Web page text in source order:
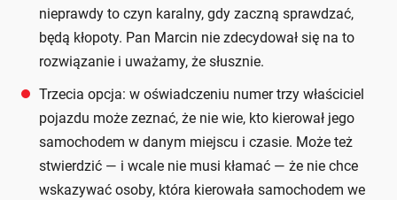
nieprawdy to czyn karalny, gdy zaczną sprawdzać,
będą kłopoty. Pan Marcin nie zdecydował się na to
rozwiązanie i uważamy, że słusznie.
Trzecia opcja: w oświadczeniu numer trzy właściciel
pojazdu może zeznać, że nie wie, kto kierował jego
samochodem w danym miejscu i czasie. Może też
stwierdzić — i wcale nie musi kłamać — że nie chce
wskazywać osoby, która kierowała samochodem we